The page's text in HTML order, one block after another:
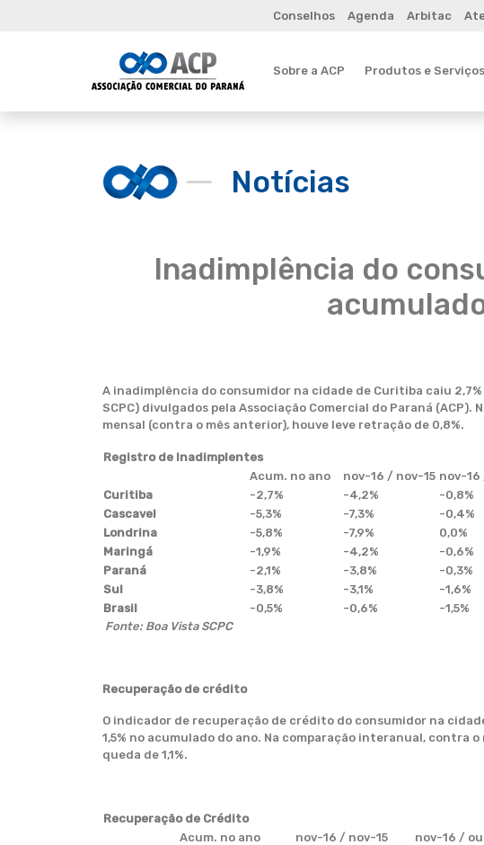
Conselhos Agenda Arbitac
Sobre a ACP Produtos e Serviços
Notícias
Inadimplência do
A inadimplência do consumidor na cidade de Curitiba caiu
SCPC) divulgados pela Associação Comercial do Paraná
mensal (contra o mês anterior), houve leve retração de 0,8%.
Registro de Inadimplentes
Acum. no ano
nov-16 / nov-15 nov-
Curitiba
-2,7% -4,2%
-0,8%
Cascavel
-5,3% -7,3%
-0,4%
Londrina
-5,8% -7,9%
0,0%
Maringá
-1,9% -4,2%
-0,6%
Paraná
-2,1% -3,8%
-0,3%
Sul
-3,8% -3,1%
-1,6%
Brasil
-0,5% -0,6%
-1,5%
Fonte: Boa Vista SCPC
Recuperação de crédito
O indicador de recuperação de crédito do consumidor na
1,5% no acumulado do ano. Na comparação interanual, contra
queda de 1,1%.
Recuperação de Crédito
Acum. no ano
nov-16 / nov-15
nov-16 /